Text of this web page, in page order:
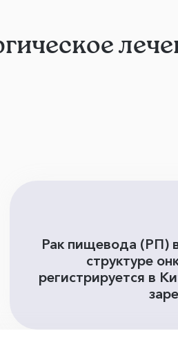
Рак пищевода (РП)
структуре
регистрируется в